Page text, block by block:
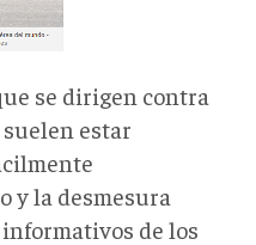
se dirigen contra
estar
y la desmesura
de los